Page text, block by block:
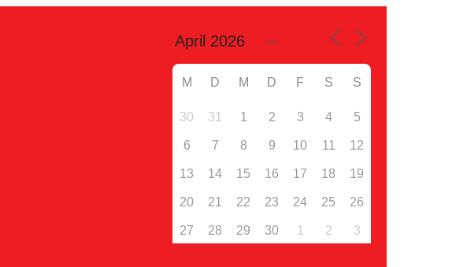
M D M D F S S
30 31 1 2 3 4 5
6 7 8 9 10 11 12
13 14 15 16 17 18 19
20 21 22 23 24 25 26
27 28 29 30 1 2 3